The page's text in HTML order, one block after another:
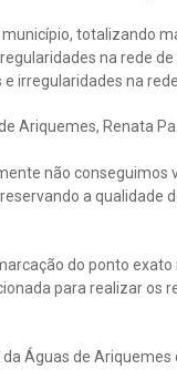
totalizando
na rede
irregularidades na
Ariquemes, Renata
não
a qualidade
do ponto
para realizar os
Águas de